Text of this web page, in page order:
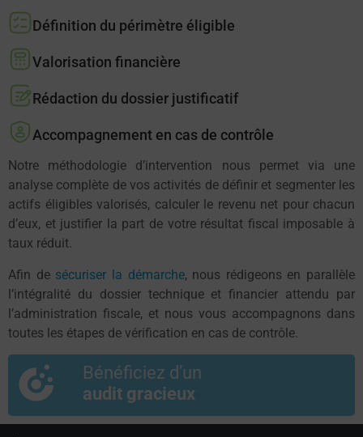
Définition du périmètre éligible
Valorisation financière
Rédaction du dossier justificatif
Accompagnement en cas de contrôle
Notre méthodologie d’intervention nous permet via une
analyse complète de vos activités de définir et segmenter les
actifs éligibles valorisés, calculer le revenu net pour chacun
d’eux, et justifier la part de votre résultat fiscal imposable à
taux réduit.
Afin de sécuriser la démarche, nous rédigeons en parallèle
l’intégralité du dossier technique et financier attendu par
l’administration fiscale, et nous vous accompagnons dans
toutes les étapes de vérification en cas de contrôle.
Bénéficiez d’un
audit gracieux